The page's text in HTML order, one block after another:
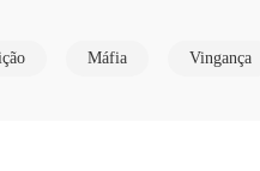
em segredo para ter um
Máfia Vingança